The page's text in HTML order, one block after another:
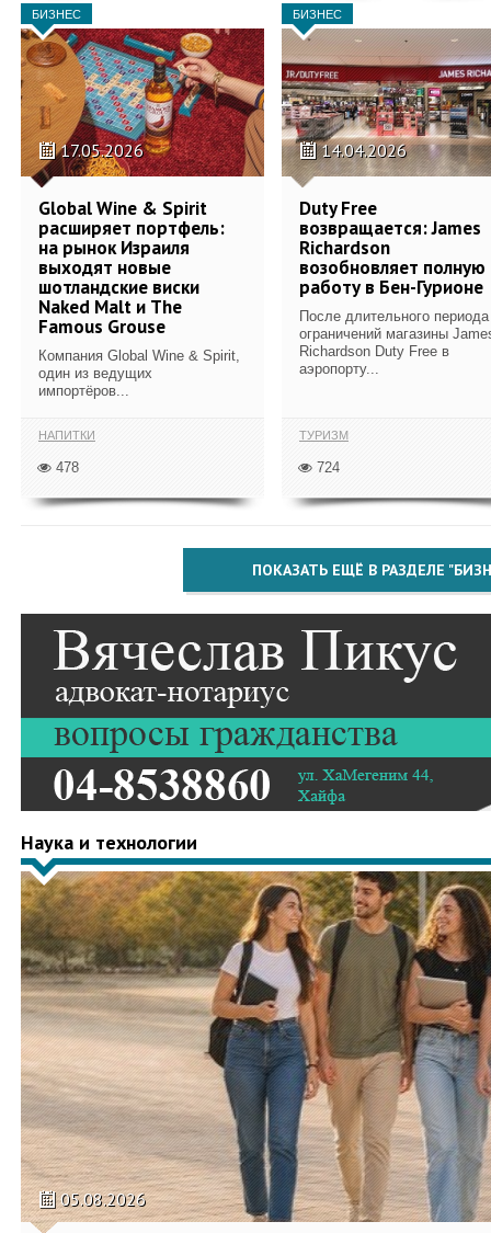
БИЗНЕС
17.05.2026
Global Wine & Spirit
расширяет портфель:
на рынок Израиля
выходят новые
шотландские виски
Naked Malt и The
Famous Grouse
Компания Global Wine & Spirit,
один из ведущих
импортёров...
НАПИТКИ
478
БИЗНЕС
14.04.2026
Duty Free
возвращается: James
Richardson
возобновляет полную
работу в Бен-Гурионе
После длительного периода
ограничений магазины
Richardson Duty Free в
аэропорту...
ТУРИЗМ
724
ПОКАЗАТЬ ЕЩЁ В РАЗДЕЛЕ
Наука и технологии
05.08.2026